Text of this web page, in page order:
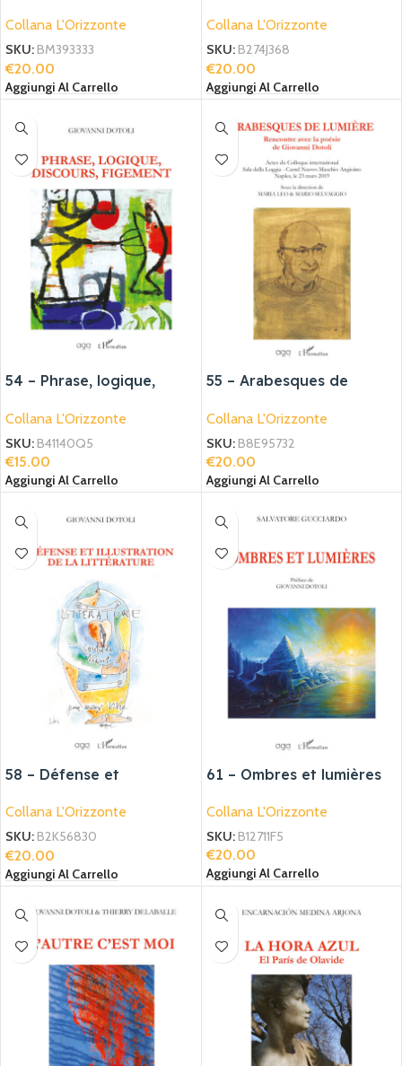
Collana L'Orizzonte
SKU: BM393333
€20.00
Aggiungi Al Carrello
Collana L'Orizzonte
SKU: B274J368
€20.00
Aggiungi Al Carrello
54 – Phrase, logique,
Collana L'Orizzonte
SKU: B41140Q5
€15.00
Aggiungi Al Carrello
55 – Arabesques de
Collana L'Orizzonte
SKU: B8E95732
€20.00
Aggiungi Al Carrello
58 – Défense et
littérature
Collana L'Orizzonte
SKU: B2K56830
€20.00
Aggiungi Al Carrello
61 – Ombres et lumières
Collana L'Orizzonte
SKU: B12711F5
€20.00
Aggiungi Al Carrello